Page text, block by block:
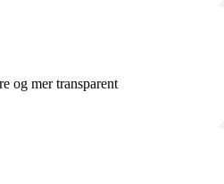
og mer transparent